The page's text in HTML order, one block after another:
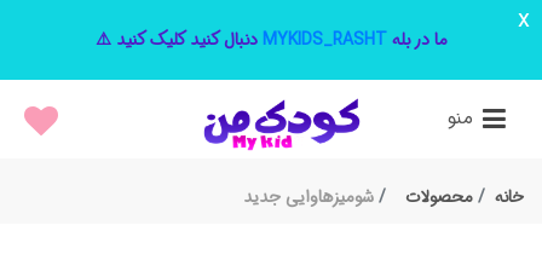
ما در بلهMYKIDS_RASHT دنبال کنید کلیک کنید ⚠️
x
منو
خانه محصولات شومیزهاوایی جدید